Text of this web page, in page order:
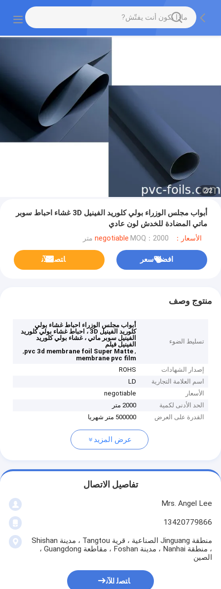
2
/
2
أبواب مجلس الوزراء بولي كلوريد الفينيل 3D غشاء احباط سوبر
ماتي المضادة للخدش لون عادي
الأسعار：negotiable MOQ：2000 متر
افضل سعر ﺎﺘﺼﻟ ﺍﻶﻧ
منتوج وصف
تسليط الضوء
أبواب مجلس الوزراء احباط غشاء بولي
كلوريد الفينيل 3D ، احباط غشاء بولي كلوريد
الفينيل سوبر ماتي ، غشاء بولي كلوريد
الفينيل فيلم
,
pvc 3d membrane foil Super Matte
,
membrane pvc film
إصدار الشهادات
ROHS
اسم العلامة التجارية
LD
الأسعار
negotiable
الحد الأدنى لكمية
2000 متر
القدرة على العرض
500000 متر شهريا
عرض المزيد
تفاصيل الاتصال
Mrs. Angel Lee
13420779866
منطقة Jinguang الصناعية ، قرية Tangtou ، مدينة Shishan
، منطقة Nanhai ، مدينة Foshan ، مقاطعة Guangdong ،
الصين
ﺎﺘﺼﻟ ﺍﻶﻧ